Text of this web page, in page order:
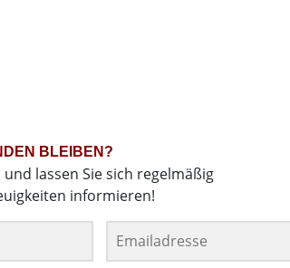
BLEIBEN?
lassen Sie sich regelmäßig
informieren!